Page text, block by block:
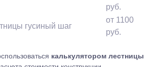
руб.
гусиный шаг
от 1100
руб.
калькулятором лестницы